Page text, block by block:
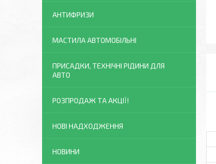
АНТИФРИЗИ
МАСТИЛА АВТОМОБІЛЬНІ
ПРИСАДКИ, ТЕХНІЧНІ РІДИНИ ДЛЯ
АВТО
РОЗПРОДАЖ ТА АКЦІЇ!
НОВІ НАДХОДЖЕННЯ
НОВИНИ